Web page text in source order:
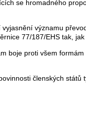
se hromadného
významu
77/187/EHS tak,
boje proti všem
členských